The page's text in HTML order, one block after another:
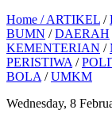
Home /ARTIKEL /
BUMN /DAERAH
KEMENTERIAN /
PERISTIWA /
BOLA /UMKM
Wednesday, 8